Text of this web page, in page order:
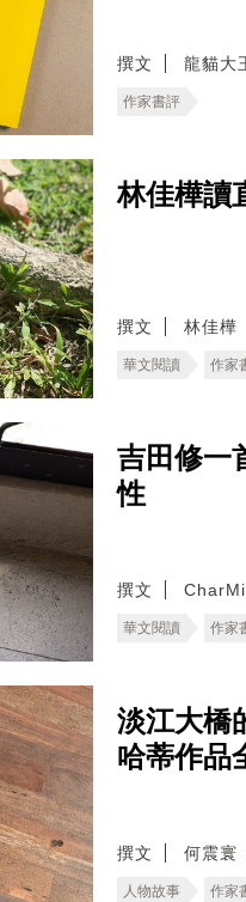
撰文 龍貓大
作家書評
林佳樺讀
撰文 林佳樺
華文閱讀 作家
吉田修一
性
撰文
華文閱讀 作家
淡江大橋
哈蒂作品
撰文 何震寰
人物故事 作家